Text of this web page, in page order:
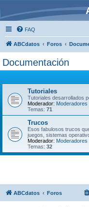
FAQ
ABCdatos Foros
Documentación
Tutoriales
Tutoriales desarrollados
Moderador: Moderadores
Temas: 71
Trucos
Esos fabulosos trucos
juegos, sistemas
Moderador: Moderadores
Temas: 32
ABCdatos Foros